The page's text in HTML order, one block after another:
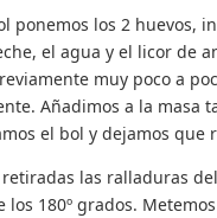
ponemos los 2 huevos,
el agua y el licor de
muy poco a
Añadimos a la masa
el bol y dejamos
retiradas las ralladuras
los 180º grados.